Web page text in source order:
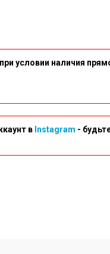
условии наличия
в Instagram -